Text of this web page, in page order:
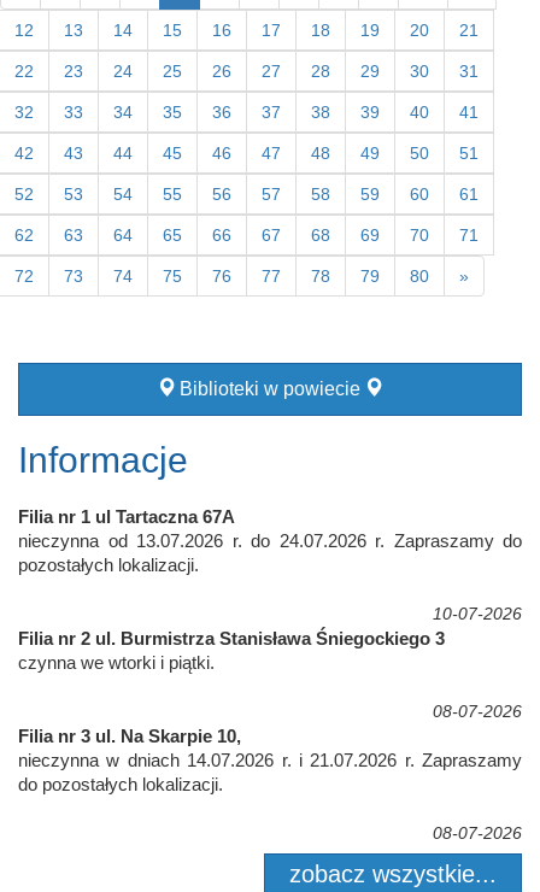
12 13 14 15 16 17 18 19 20 21
22 23 24 25 26 27 28 29 30 31
32 33 34 35 36 37 38 39 40 41
42 43 44 45 46 47 48 49 50 51
52 53 54 55 56 57 58 59 60 61
62 63 64 65 66 67 68 69 70 71
72 73 74 75 76 77 78 79 80 »
Biblioteki w powiecie
Informacje
Filia nr 1 ul Tartaczna 67A
nieczynna od 13.07.2026 r. do 24.07.2026 r. Zapraszamy do
pozostałych lokalizacji.
10-07-2026
Filia nr 2 ul. Burmistrza Stanisława Śniegockiego 3
czynna we wtorki i piątki.
08-07-2026
Filia nr 3 ul. Na Skarpie 10,
nieczynna w dniach 14.07.2026 r. i 21.07.2026 r. Zapraszamy
do pozostałych lokalizacji.
08-07-2026
zobacz wszystkie...